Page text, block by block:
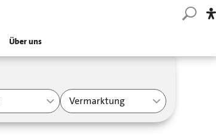
Über uns
Vermarktung